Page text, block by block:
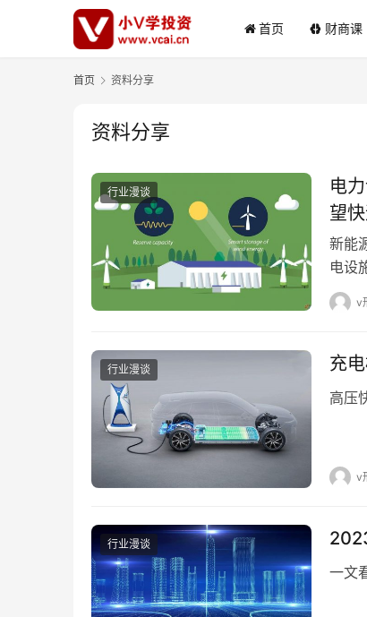
首页 财商课
首页 资料分享
资料分享
行业漫谈
电
望
新能
电设
v
行业漫谈 充
高压
v
行业漫谈
一文